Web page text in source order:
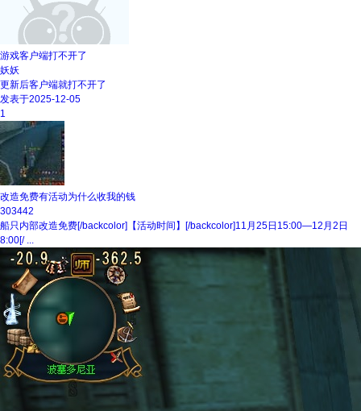
游戏客户端打不开了
妖妖
更新后客户端就打不开了
发表于2025-12-05
1
改造免费有活动为什么收我的钱
303442
船只内部改造免费[/backcolor]【活动时间】[/backcolor]11月25日15:00—12月2日
8:00[/ ...